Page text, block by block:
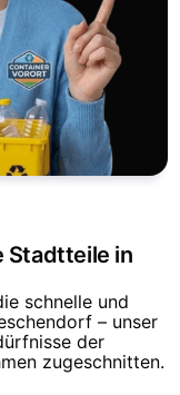
Stadtteile in
schnelle und
– unser
der
zugeschnitten.